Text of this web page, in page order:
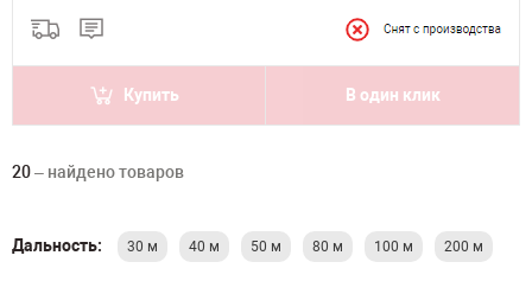
Купить В один клик
20– найдено товаров
Дальность: 30 м 40 м 50 м 80 м 100 м 200 м